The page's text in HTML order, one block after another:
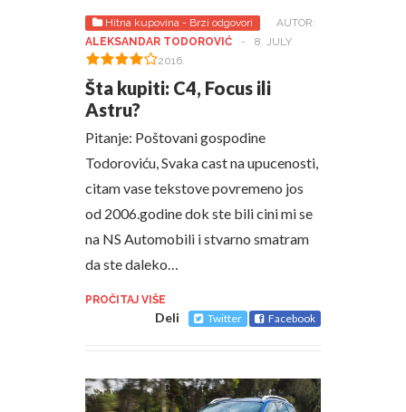
Hitna kupovina - Brzi odgovori
AUTOR:
ALEKSANDAR TODOROVIĆ
-
8. JULY
2016.
Šta kupiti: C4, Focus ili
Astru?
Pitanje: Poštovani gospodine
Todoroviću, Svaka cast na upucenosti,
citam vase tekstove povremeno jos
od 2006.godine dok ste bili cini mi se
na NS Automobili i stvarno smatram
da ste daleko…
PROČITAJ VIŠE
Deli Twitter Facebook